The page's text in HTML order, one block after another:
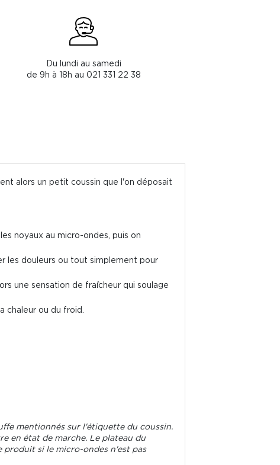
Du lundi au samedi
de 9h à 18h au 021 331 22 38
alors un petit coussin que l'on déposait
noyaux au micro-ondes, puis on
les douleurs ou tout simplement pour
une sensation de fraîcheur qui soulage
chaleur ou du froid.
mentionnés sur l'étiquette du coussin.
en état de marche. Le plateau du
si le micro-ondes n'est pas